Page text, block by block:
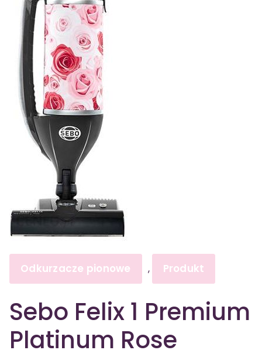
Odkurzacze pionowe , Produkt
Sebo Felix 1 Premium
Platinum Rose